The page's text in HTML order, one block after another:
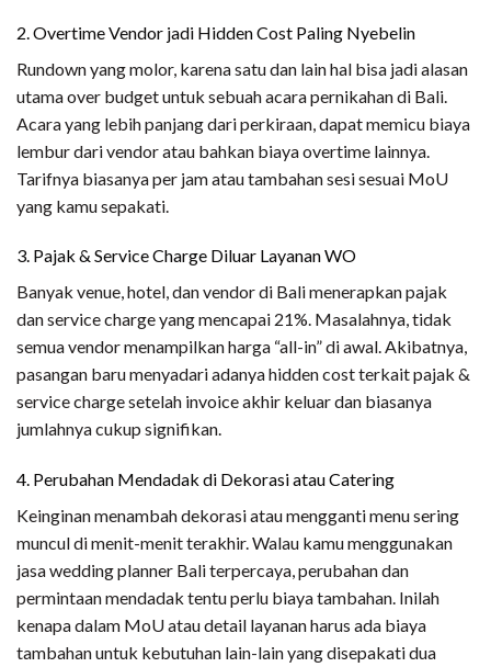
2. Overtime Vendor jadi Hidden Cost Paling Nyebelin
Rundown yang molor, karena satu dan lain hal bisa jadi alasan
utama over budget untuk sebuah acara pernikahan di Bali.
Acara yang lebih panjang dari perkiraan, dapat memicu biaya
lembur dari vendor atau bahkan biaya overtime lainnya.
Tarifnya biasanya per jam atau tambahan sesi sesuai MoU
yang kamu sepakati.
3. Pajak & Service Charge Diluar Layanan WO
Banyak venue, hotel, dan vendor di Bali menerapkan pajak
dan service charge yang mencapai 21%. Masalahnya, tidak
semua vendor menampilkan harga “all-in” di awal. Akibatnya,
pasangan baru menyadari adanya hidden cost terkait pajak &
service charge setelah invoice akhir keluar dan biasanya
jumlahnya cukup signifikan.
4. Perubahan Mendadak di Dekorasi atau Catering
Keinginan menambah dekorasi atau mengganti menu sering
muncul di menit-menit terakhir. Walau kamu menggunakan
jasa wedding planner Bali terpercaya, perubahan dan
permintaan mendadak tentu perlu biaya tambahan. Inilah
kenapa dalam MoU atau detail layanan harus ada biaya
tambahan untuk kebutuhan lain-lain yang disepakati dua